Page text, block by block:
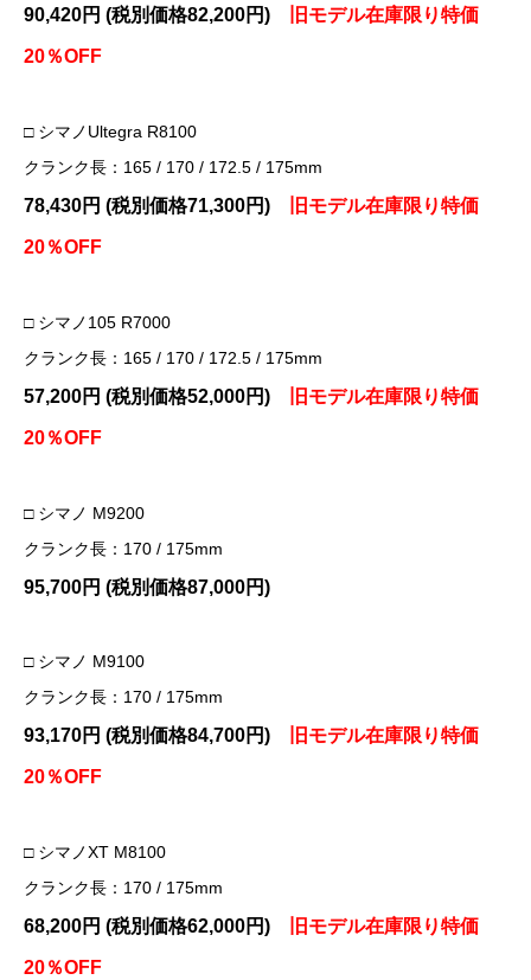
90,420円 (税別価格82,200円) 旧モデル在庫限り特価
20％OFF
□ シマノUltegra R8100
クランク長：165 / 170 / 172.5 / 175mm
78,430円 (税別価格71,300円) 旧モデル在庫限り特価
20％OFF
□ シマノ105 R7000
クランク長：165 / 170 / 172.5 / 175mm
57,200円 (税別価格52,000円) 旧モデル在庫限り特価
20％OFF
□ シマノ M9200
クランク長：170 / 175mm
95,700円 (税別価格87,000円)
□ シマノ M9100
クランク長：170 / 175mm
93,170円 (税別価格84,700円) 旧モデル在庫限り特価
20％OFF
□ シマノXT M8100
クランク長：170 / 175mm
68,200円 (税別価格62,000円) 旧モデル在庫限り特価
20％OFF